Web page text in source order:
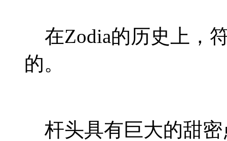
在Zodia的历史上，
的。
杆头具有巨大的甜密